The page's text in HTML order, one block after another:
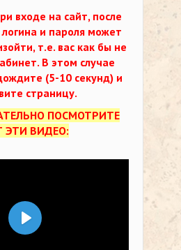
входе на сайт, после
и пароля может
т.е. вас как бы не
В этом случае
(5-10 секунд) и
страницу.
ПОСМОТРИТЕ
ЭТИ ВИДЕО:
Воспроизвести